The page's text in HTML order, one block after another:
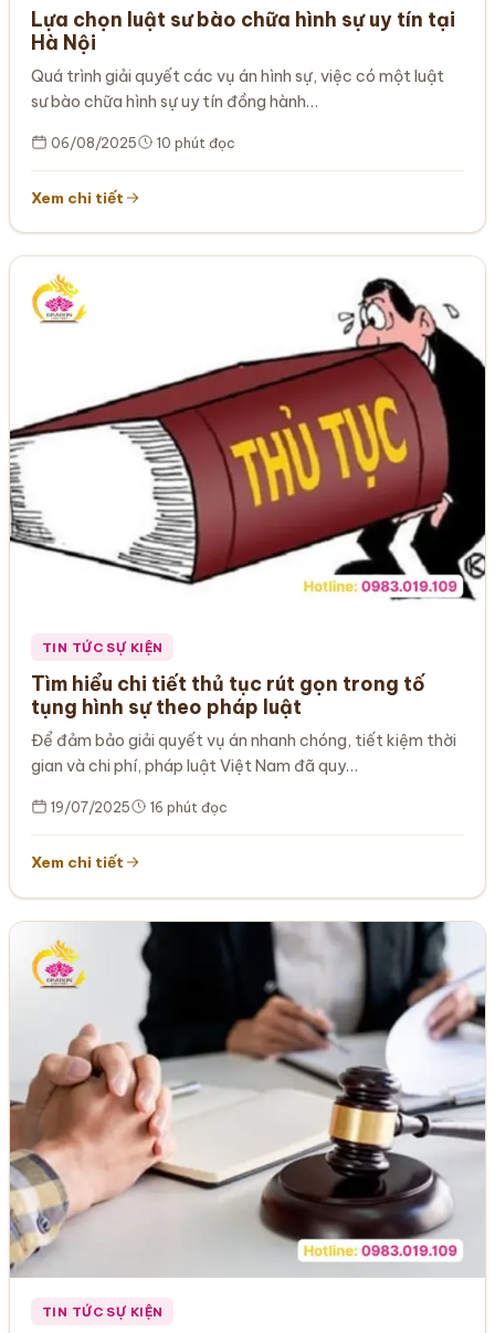
Lựa chọn luật sư bào chữa hình sự uy tín tại
Hà Nội
Quá trình giải quyết các vụ án hình sự, việc có một luật
sư bào chữa hình sự uy tín đồng hành…
06/08/2025 10 phút đọc
Xem chi tiết
TIN TỨC SỰ KIỆN
Tìm hiểu chi tiết thủ tục rút gọn trong tố
tụng hình sự theo pháp luật
Để đảm bảo giải quyết vụ án nhanh chóng, tiết kiệm thời
gian và chi phí, pháp luật Việt Nam đã quy…
19/07/2025 16 phút đọc
Xem chi tiết
TIN TỨC SỰ KIỆN